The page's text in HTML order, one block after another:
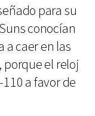
para su
conocían
a caer en las
porque el reloj
a favor de